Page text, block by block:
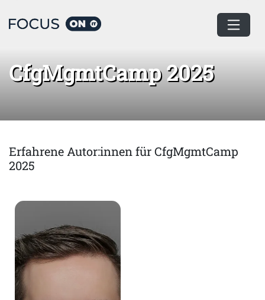
Home CfgMgmtCamp 2025
CfgMgmtCamp 2025
Erfahrene Autor:innen für CfgMgmtCamp
2025